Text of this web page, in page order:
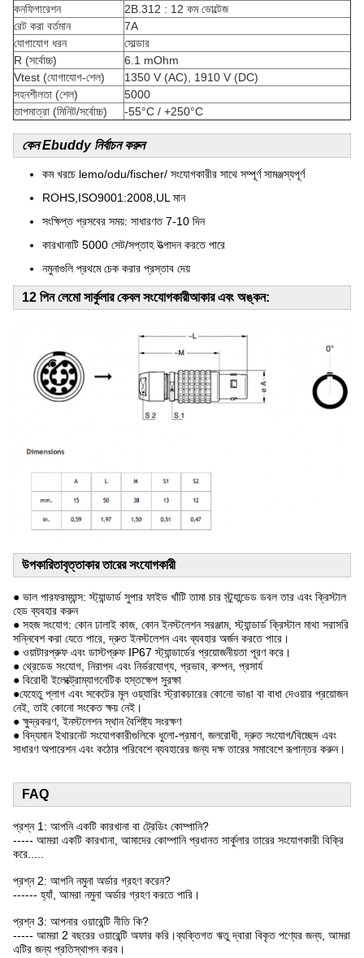
কনফিগারেশন
2B.312 : 12 কম ভোল্টেজ
রেট করা বর্তমান
7A
যোগাযোগ ধরন
সোল্ডার
R (সর্বোচ্চ)
6.1 mOhm
Vtest (যোগাযোগ-শেল)
1350 V (AC), 1910 V (DC)
সহনশীলতা (শেল)
5000
তাপমাত্রা (মিনিট/সর্বোচ্চ)
-55°C / +250°C
কেন Ebuddy নির্বাচন করুন
কম খরচে lemo/odu/fischer/ সংযোগকারীর সাথে সম্পূর্ণ সামঞ্জস্যপূর্ণ
ROHS,ISO9001:2008,UL মান
সংক্ষিপ্ত প্রসবের সময়: সাধারণত 7-10 দিন
কারখানাটি 5000 সেট/সপ্তাহ উত্পাদন করতে পারে
নমুনাগুলি প্রথমে চেক করার প্রস্তাব দেয়
12 পিন লেমো সার্কুলার কেবল সংযোগকারীআকার এবং অঙ্কন:
উপকারিতাবৃত্তাকার তারের সংযোগকারী
● ভাল পারফরম্যান্স: স্ট্যান্ডার্ড সুপার ফাইভ খাঁটি তামা চার স্ট্র্যান্ডেড ডবল তার এবং ক্রিস্টাল
হেড ব্যবহার করুন
● সহজ সংযোগ: কোন ঢালাই কাজ, কোন ইনস্টলেশন সরঞ্জাম, স্ট্যান্ডার্ড ক্রিস্টাল মাথা সরাসরি
সন্নিবেশ করা যেতে পারে, দ্রুত ইনস্টলেশন এবং ব্যবহার অর্জন করতে পারে।
● ওয়াটারপ্রুফ এবং ডাস্টপ্রুফ IP67 স্ট্যান্ডার্ডের প্রয়োজনীয়তা পূরণ করে।
● থ্রেডেড সংযোগ, নিরাপদ এবং নির্ভরযোগ্য, প্রভাব, কম্পন, প্রসার্য
● বিরোধী ইলেক্ট্রোম্যাগনেটিক হস্তক্ষেপ সুরক্ষা
●যেহেতু প্লাগ এবং সকেটের মূল ওয়্যারিং স্ট্রাকচারের কোনো ভাঙা বা বাধা দেওয়ার প্রয়োজন
নেই, তাই কোনো সংকেত ক্ষয় নেই।
● ক্ষুদ্রকরণ, ইনস্টলেশন স্থান বৈশিষ্ট্য সংরক্ষণ
● বিদ্যমান ইথারনেট সংযোগকারীগুলিকে ধুলো-প্রমাণ, জলরোধী, দ্রুত সংযোগ/বিচ্ছেদ এবং
সাধারণ অপারেশন এবং কঠোর পরিবেশে ব্যবহারের জন্য দক্ষ তারের সমাবেশে রূপান্তর করুন।
FAQ
প্রশ্ন 1: আপনি একটি কারখানা বা ট্রেডিং কোম্পানি?
----- আমরা একটি কারখানা, আমাদের কোম্পানি প্রধানত সার্কুলার তারের সংযোগকারী বিক্রি
করে.....
প্রশ্ন 2: আপনি নমুনা অর্ডার গ্রহণ করেন?
------ হ্যাঁ, আমরা নমুনা অর্ডার গ্রহণ করতে পারি।
প্রশ্ন 3: আপনার ওয়ারেন্টি নীতি কি?
----- আমরা 2 বছরের ওয়ারেন্টি অফার করি।ব্যক্তিগত ঋতু দ্বারা বিকৃত পণ্যের জন্য, আমরা
এটির জন্য প্রতিস্থাপন করব।